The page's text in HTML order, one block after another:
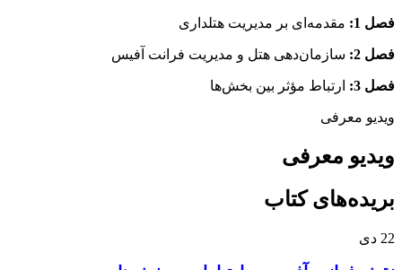
فصل 1: مقدمه‌ای بر مدیریت هتلداری
فصل 2: سازمان‌دهی هتل و مدیریت فرانت آفیس
فصل 3: ارتباط مؤثر بین بخش‌ها
ویدیو معرفی
ویدیو معرفی
بریده‌های کتاب
22 دی